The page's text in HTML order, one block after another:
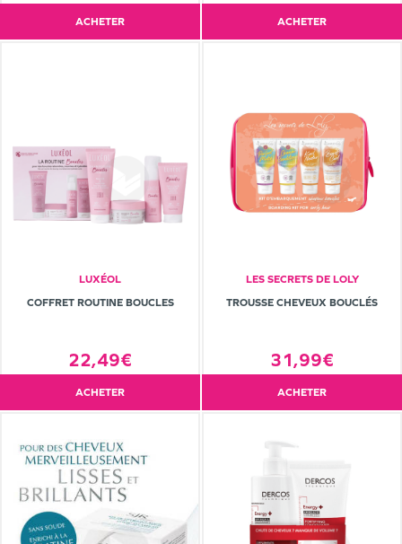
ACHETER ACHETER
LUXÉOL
COFFRET ROUTINE BOUCLES
22,49€
ACHETER
LES SECRETS DE LOLY
TROUSSE CHEVEUX BOUCLÉS
31,99€
ACHETER